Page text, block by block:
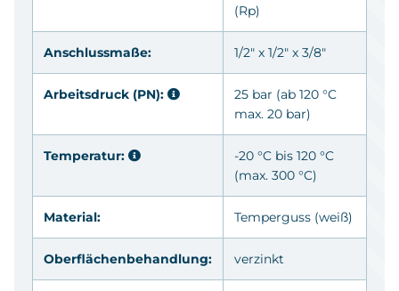
(Rp)
Anschlussmaße: 1/2" x 1/2" x 3/8"
Arbeitsdruck (PN):
25 bar (ab 120 °C
max. 20 bar)
Temperatur:
-20 °C bis 120 °C
(max. 300 °C)
Material: Temperguss (weiß)
Oberflächenbehandlung: verzinkt